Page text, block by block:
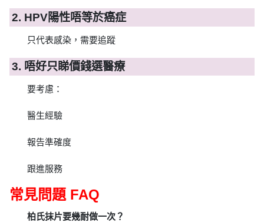
2. HPV陽性唔等於癌症
只代表感染，需要追蹤
3. 唔好只睇價錢選醫療
要考慮：
醫生經驗
報告準確度
跟進服務
常見問題 FAQ
柏氏抹片要幾耐做一次？